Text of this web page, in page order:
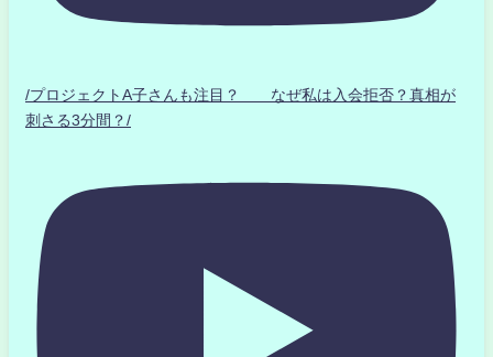
/プロジェクトA子さんも注目？ なぜ私は入会拒否？真相が
刺さる3分間？/